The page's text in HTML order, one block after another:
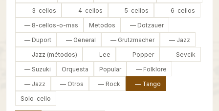
— 3-cellos
— 4-cellos — 5-cellos
— 6-cellos
— 8-cellos-o-mas
Metodos
— Dotzauer
— Duport
— General — Grutzmacher
— Jazz
— Jazz (métodos)
— Lee — Popper
— Sevcik
— Suzuki
Orquesta Popular
— Folklore
— Jazz
— Otros — Rock
— Tango
Solo-cello